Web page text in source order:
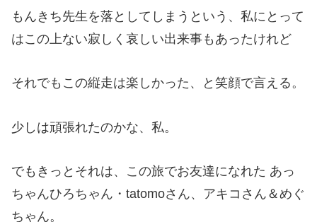
もんきち先生を落としてしまうという、私にとって
はこの上ない寂しく哀しい出来事もあったけれど
それでもこの縦走は楽しかった、と笑顔で言える。
少しは頑張れたのかな、私。
でもきっとそれは、この旅でお友達になれた あっ
ちゃんひろちゃん・tatomoさん、アキコさん＆めぐ
ちゃん。